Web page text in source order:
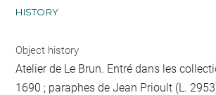
HISTORY
Object history
Atelier de Le Brun. Entré dans les
1690 ; paraphes de Jean Prioult (L.